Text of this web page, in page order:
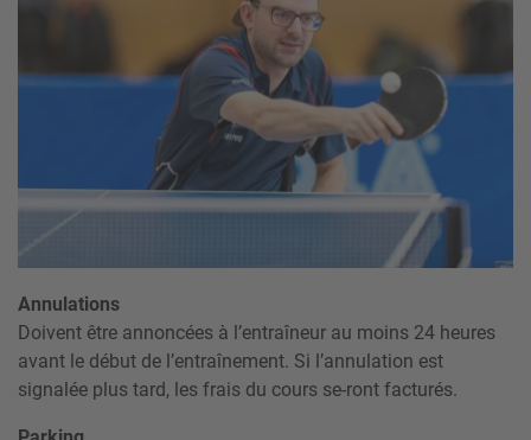
Annulations
Doivent être annoncées à l’entraîneur au moins 24 heures
avant le début de l’entraînement. Si l’annulation est
signalée plus tard, les frais du cours se-ront facturés.